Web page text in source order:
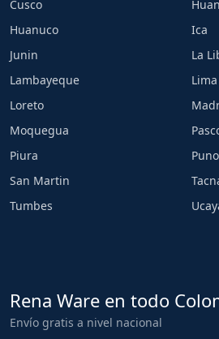
Cusco
Huanuco
Ica
Junin
La
Lambayeque
Lima
Loreto
Moquegua
Piura
Puno
San Martin
Tumbes
Rena Ware en todo
Envío gratis a nivel nacional